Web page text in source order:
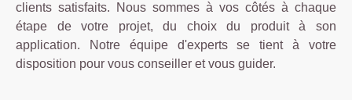
clients satisfaits. Nous sommes à vos côtés à chaque
étape de votre projet, du choix du produit à son
application. Notre équipe d'experts se tient à votre
disposition pour vous conseiller et vous guider.